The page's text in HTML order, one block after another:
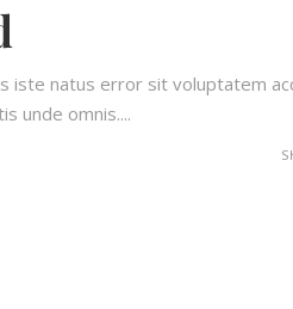
iste natus error sit voluptatem
unde omnis....